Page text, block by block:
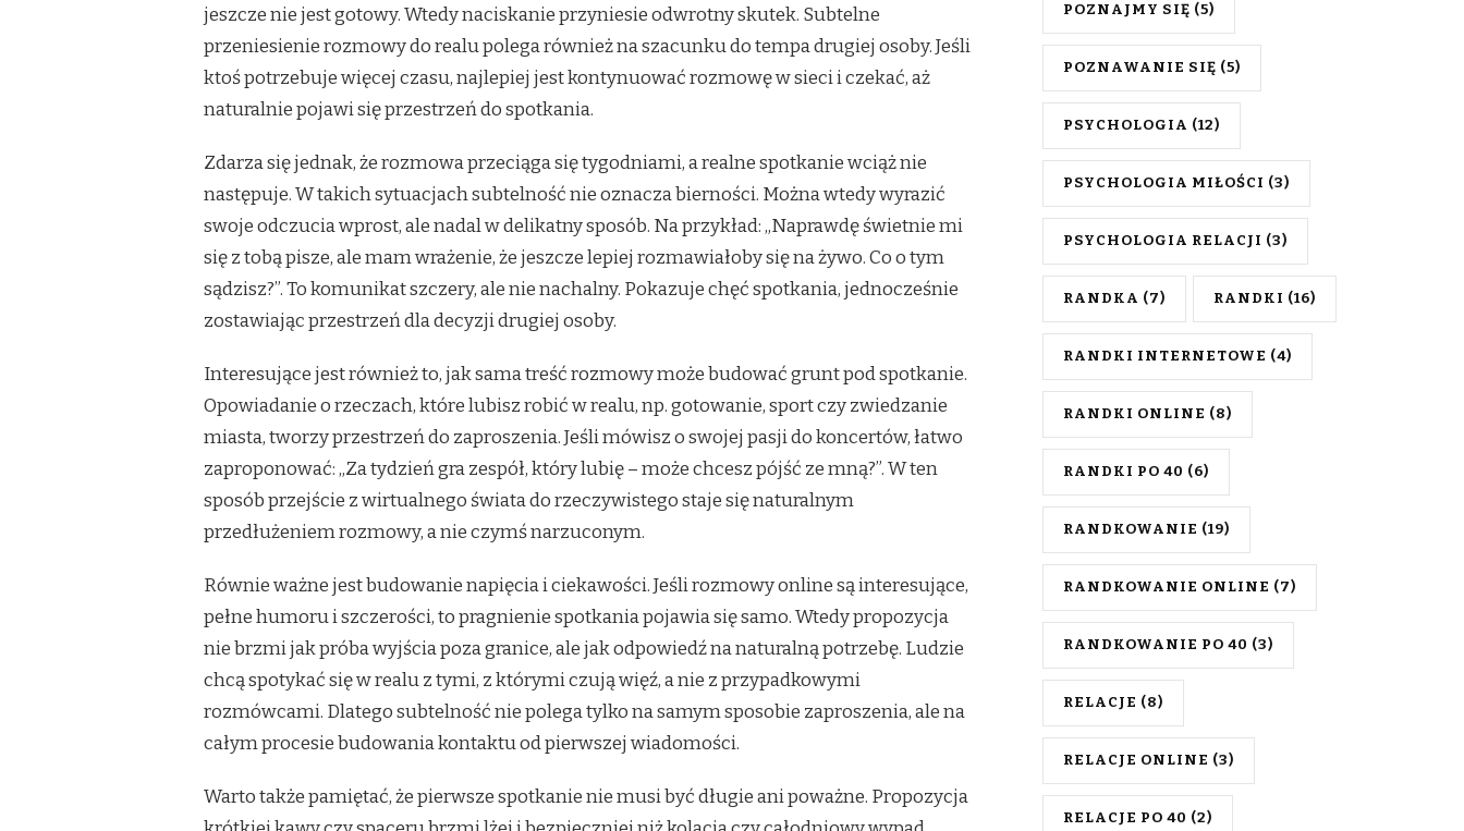
jeszcze nie jest gotowy. Wtedy naciskanie przyniesie odwrotny skutek. Subtelne
przeniesienie rozmowy do realu polega również na szacunku do tempa drugiej osoby. Jeśli
ktoś potrzebuje więcej czasu, najlepiej jest kontynuować rozmowę w sieci i czekać, aż
naturalnie pojawi się przestrzeń do spotkania.
Zdarza się jednak, że rozmowa przeciąga się tygodniami, a realne spotkanie wciąż nie
następuje. W takich sytuacjach subtelność nie oznacza bierności. Można wtedy wyrazić
swoje odczucia wprost, ale nadal w delikatny sposób. Na przykład: „Naprawdę świetnie mi
się z tobą pisze, ale mam wrażenie, że jeszcze lepiej rozmawiałoby się na żywo. Co o tym
sądzisz?”. To komunikat szczery, ale nie nachalny. Pokazuje chęć spotkania, jednocześnie
zostawiając przestrzeń dla decyzji drugiej osoby.
Interesujące jest również to, jak sama treść rozmowy może budować grunt pod spotkanie.
Opowiadanie o rzeczach, które lubisz robić w realu, np. gotowanie, sport czy zwiedzanie
miasta, tworzy przestrzeń do zaproszenia. Jeśli mówisz o swojej pasji do koncertów, łatwo
zaproponować: „Za tydzień gra zespół, który lubię – może chcesz pójść ze mną?”. W ten
sposób przejście z wirtualnego świata do rzeczywistego staje się naturalnym
przedłużeniem rozmowy, a nie czymś narzuconym.
Równie ważne jest budowanie napięcia i ciekawości. Jeśli rozmowy online są interesujące,
pełne humoru i szczerości, to pragnienie spotkania pojawia się samo. Wtedy propozycja
nie brzmi jak próba wyjścia poza granice, ale jak odpowiedź na naturalną potrzebę. Ludzie
chcą spotykać się w realu z tymi, z którymi czują więź, a nie z przypadkowymi
rozmówcami. Dlatego subtelność nie polega tylko na samym sposobie zaproszenia, ale na
całym procesie budowania kontaktu od pierwszej wiadomości.
Warto także pamiętać, że pierwsze spotkanie nie musi być długie ani poważne. Propozycja
POZNAJMY SIĘ (5)
POZNAWANIE SIĘ (5)
PSYCHOLOGIA (12)
PSYCHOLOGIA MIŁOŚCI (3)
PSYCHOLOGIA RELACJI (3)
RANDKA (7) RANDKI (16)
RANDKI INTERNETOWE (4)
RANDKI ONLINE (8)
RANDKI PO 40 (6)
RANDKOWANIE (19)
RANDKOWANIE ONLINE (7)
RANDKOWANIE PO 40 (3)
RELACJE (8)
RELACJE ONLINE (3)
RELACJE PO 40 (2)